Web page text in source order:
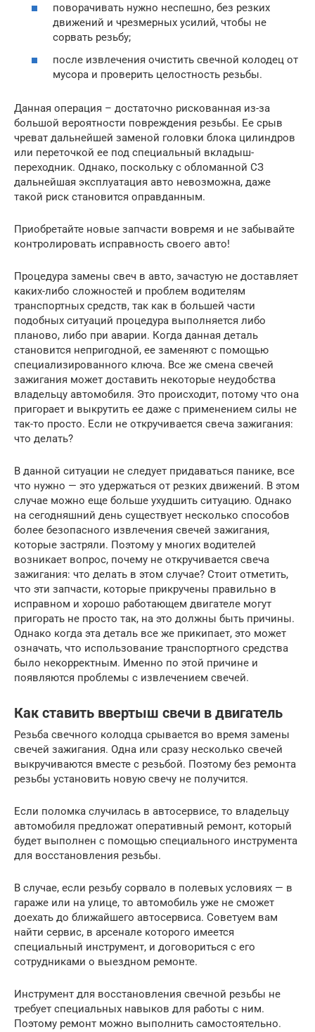
поворачивать нужно неспешно, без резких
движений и чрезмерных усилий, чтобы не
сорвать резьбу;
после извлечения очистить свечной колодец от
мусора и проверить целостность резьбы.
Данная операция – достаточно рискованная из-за
большой вероятности повреждения резьбы. Ее срыв
чреват дальнейшей заменой головки блока цилиндров
или переточкой ее под специальный вкладыш-
переходник. Однако, поскольку с обломанной СЗ
дальнейшая эксплуатация авто невозможна, даже
такой риск становится оправданным.
Приобретайте новые запчасти вовремя и не забывайте
контролировать исправность своего авто!
Процедура замены свеч в авто, зачастую не доставляет
каких-либо сложностей и проблем водителям
транспортных средств, так как в большей части
подобных ситуаций процедура выполняется либо
планово, либо при аварии. Когда данная деталь
становится непригодной, ее заменяют с помощью
специализированного ключа. Все же смена свечей
зажигания может доставить некоторые неудобства
владельцу автомобиля. Это происходит, потому что она
пригорает и выкрутить ее даже с применением силы не
так-то просто. Если не откручивается свеча зажигания:
что делать?
В данной ситуации не следует придаваться панике, все
что нужно — это удержаться от резких движений. В этом
случае можно еще больше ухудшить ситуацию. Однако
на сегодняшний день существует несколько способов
более безопасного извлечения свечей зажигания,
которые застряли. Поэтому у многих водителей
возникает вопрос, почему не откручивается свеча
зажигания: что делать в этом случае? Стоит отметить,
что эти запчасти, которые прикручены правильно в
исправном и хорошо работающем двигателе могут
пригорать не просто так, на это должны быть причины.
Однако когда эта деталь все же прикипает, это может
означать, что использование транспортного средства
было некорректным. Именно по этой причине и
появляются проблемы с извлечением свечей.
Как ставить ввертыш свечи в двигатель
Резьба свечного колодца срывается во время замены
свечей зажигания. Одна или сразу несколько свечей
выкручиваются вместе с резьбой. Поэтому без ремонта
резьбы установить новую свечу не получится.
Если поломка случилась в автосервисе, то владельцу
автомобиля предложат оперативный ремонт, который
будет выполнен с помощью специального инструмента
для восстановления резьбы.
В случае, если резьбу сорвало в полевых условиях — в
гараже или на улице, то автомобиль уже не сможет
доехать до ближайшего автосервиса. Советуем вам
найти сервис, в арсенале которого имеется
специальный инструмент, и договориться с его
сотрудниками о выездном ремонте.
Инструмент для восстановления свечной резьбы не
требует специальных навыков для работы с ним.
Поэтому ремонт можно выполнить самостоятельно.